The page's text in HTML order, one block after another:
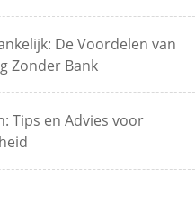
De Voordelen van
Zonder Bank
Tips en Advies voor